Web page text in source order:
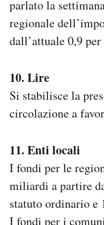
parlato la
regionale
dall’attuale 0,9
10. Lire
Si stabilisce la
circolazione a
11. Enti locali
I fondi per le
miliardi a partire
statuto ordinario e
I fondi per i